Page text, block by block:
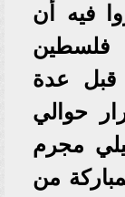
فيه أن
فلسطين
قبل عدة
حوالي
مجرم
من